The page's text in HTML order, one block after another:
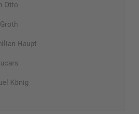
Otto
Haupt
König